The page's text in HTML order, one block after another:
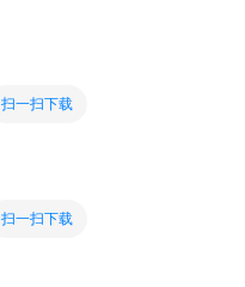
扫一扫下载
扫一扫下载